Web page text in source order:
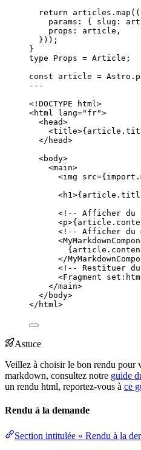
return articles . map ( (
params: { slug:
props: article ,
}));
}
type Props = Article ;
const article = Astro .
---
<! DOCTYPE html>
<html lang=" fr">
<head>
<title>{ article .
</ head>
<body>
<main>
<img src={ import.
<h1>{ article .
<!-- Afficher du
<p>{ article .
<!-- Afficher du
<
{ article .
</
<!-- Restituer
<Fragment
</main>
</ body>
</ html>
Astuce
Veillez à choisir le bon rendu pour
markdown, consultez notre guide
un rendu html, reportez-vous à ce
Rendu à la demande
Section intitulée « Rendu à la